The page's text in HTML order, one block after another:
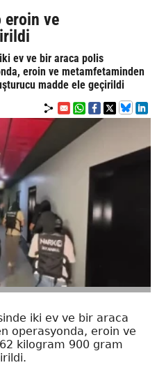
eroin ve
ev ve bir araca polis
eroin ve metamfetaminden
madde ele geçirildi
iki ev ve bir araca
operasyonda, eroin ve
kilogram 900 gram